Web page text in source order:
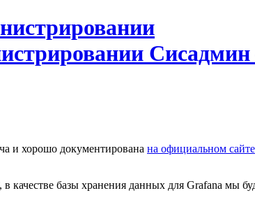
Сисадмин
и хорошо документирована на официальном сайте
качестве базы хранения данных для Grafana мы